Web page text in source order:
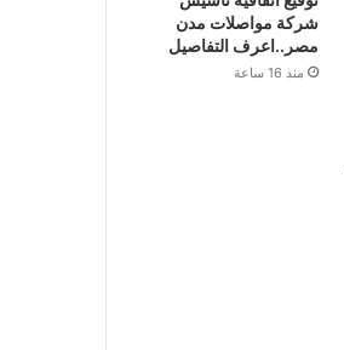
شركة مواصلات مدن
مصر..اعرف التفاصيل
منذ 16 ساعة